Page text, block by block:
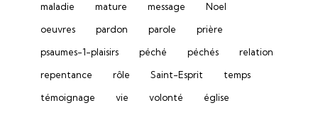
maladie
mature message
Noel
oeuvres
pardon parole
prière
psaumes-1-plaisirs
péché péchés
relation
repentance
rôle Saint-Esprit
temps
témoignage
vie volonté église